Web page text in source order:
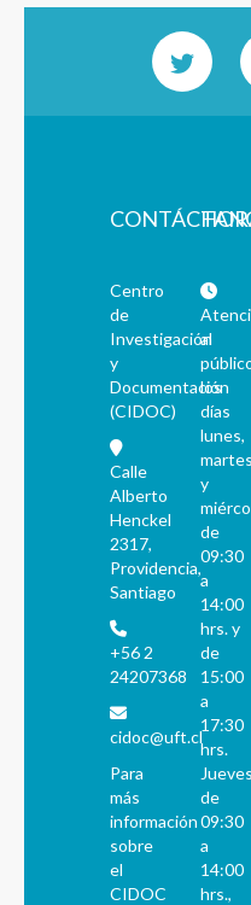
Centro
de
Investigación
y
Documentación
(CIDOC)
Calle
Alberto
Henckel
2317,
Providencia,
Santiago
+56 2
24207368
cidoc@uft.cl
Para
más
información
sobre
el
CIDOC
al
los
días
lunes,
martes
y
de
09:30
a
14:00
hrs. y
de
15:00
a
17:30
hrs.
Jueves
de
09:30
a
14:00
hrs.,